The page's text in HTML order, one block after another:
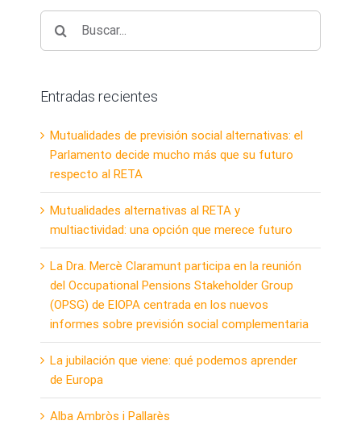
Entradas recientes
Mutualidades de previsión social alternativas: el
Parlamento decide mucho más que su futuro
respecto al RETA
Mutualidades alternativas al RETA y
multiactividad: una opción que merece futuro
La Dra. Mercè Claramunt participa en la reunión
del Occupational Pensions Stakeholder Group
(OPSG) de EIOPA centrada en los nuevos
informes sobre previsión social complementaria
La jubilación que viene: qué podemos aprender
de Europa
Alba Ambròs i Pallarès